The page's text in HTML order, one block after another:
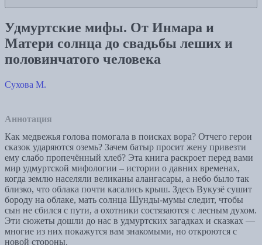
Удмуртские мифы. От Инмара и
Матери солнца до свадьбы леших и
половинчатого человека
Сухова М.
Аннотация
Как медвежья голова помогала в поисках вора? Отчего герои
сказок ударяются оземь? Зачем батыр просит жену привезти
ему слабо пропечённый хлеб? Эта книга раскроет перед вами
мир удмуртской мифологии – истории о давних временах,
когда землю населяли великаны алангасары, а небо было так
близко, что облака почти касались крыш. Здесь Вукузё сушит
бороду на облаке, мать солнца Шунды-мумы следит, чтобы
сын не сбился с пути, а охотники состязаются с лесным духом.
Эти сюжеты дошли до нас в удмуртских загадках и сказках —
многие из них покажутся вам знакомыми, но откроются с
новой стороны.